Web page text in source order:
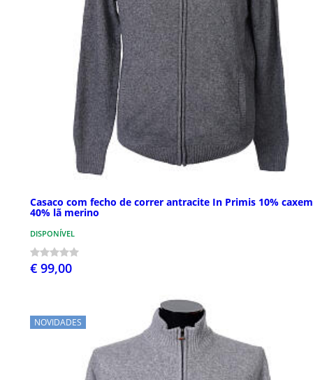
Casaco com fecho de correr antracite In Primis 10%
40% lã merino
DISPONÍVEL
€ 99,00
NOVIDADES